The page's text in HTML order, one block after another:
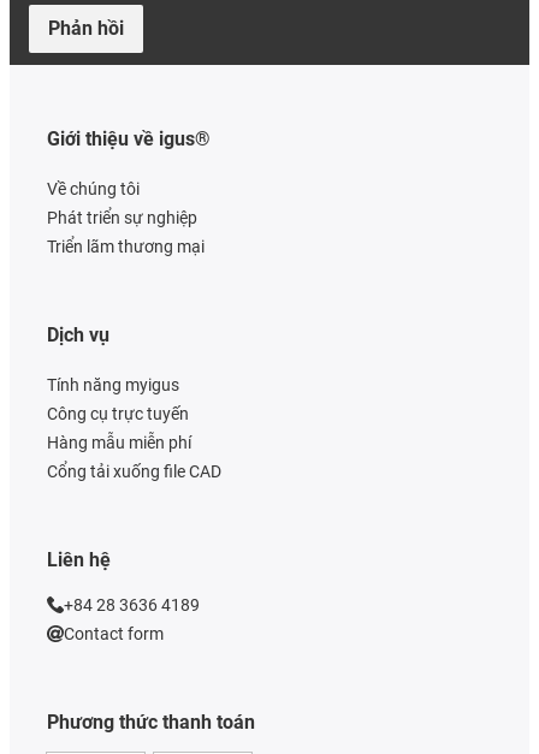
Phản hồi
Giới thiệu về igus®
Về chúng tôi
Phát triển sự nghiệp
Triển lãm thương mại
Phương thức thanh toán
Dịch vụ
Tính năng myigus
Công cụ trực tuyến
Hàng mẫu miễn phí
Cổng tải xuống file CAD
Liên hệ
+84 28 3636 4189
Contact form